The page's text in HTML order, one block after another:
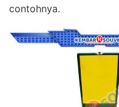
contohnya.